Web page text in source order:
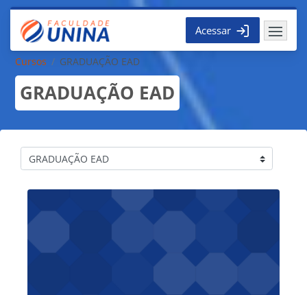
Ir para o conteúdo principal
Acessar
Cursos GRADUAÇÃO EAD
GRADUAÇÃO EAD
Categorias de Cursos